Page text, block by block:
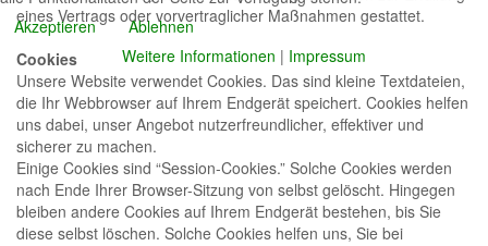
eines Vertrags oder vorvertraglicher Maßnahmen gestattet.
Cookies
Unsere Website verwendet Cookies. Das sind kleine Textdateien,
die Ihr Webbrowser auf Ihrem Endgerät speichert. Cookies helfen
uns dabei, unser Angebot nutzerfreundlicher, effektiver und
sicherer zu machen.
Einige Cookies sind “Session-Cookies.” Solche Cookies werden
nach Ende Ihrer Browser-Sitzung von selbst gelöscht. Hingegen
bleiben andere Cookies auf Ihrem Endgerät bestehen, bis Sie
diese selbst löschen. Solche Cookies helfen uns, Sie bei
Akzeptieren
Ablehnen
Weitere Informationen | Impressum